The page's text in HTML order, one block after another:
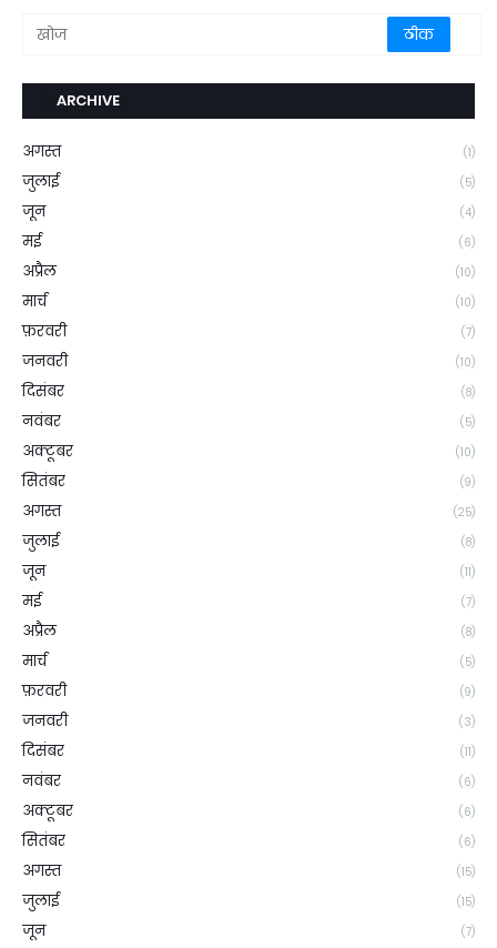
ARCHIVE
अगस्त (1)
जुलाई (5)
जून (4)
मई (6)
अप्रैल (10)
मार्च (10)
फ़रवरी (7)
जनवरी (10)
दिसंबर (8)
नवंबर (5)
अक्टूबर (10)
सितंबर (9)
अगस्त (25)
जुलाई (8)
जून (11)
मई (7)
अप्रैल (8)
मार्च (5)
फ़रवरी (9)
जनवरी (3)
दिसंबर (11)
नवंबर (6)
अक्टूबर (6)
सितंबर (6)
अगस्त (15)
जुलाई (15)
जून (7)